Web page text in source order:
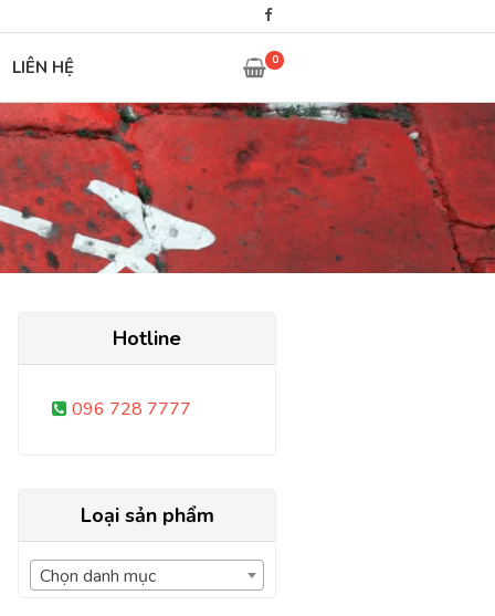
LIÊN HỆ 0
Hotline
096 728 7777
Loại sản phẩm
Chọn danh mục